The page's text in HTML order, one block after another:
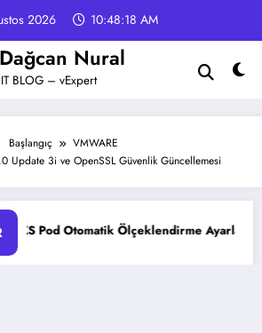
2026 10:48:19 AM
Dağcan Nural
IT BLOG – vExpert
Başlangıç
VMWARE
Update 3i ve OpenSSL Güvenlik Güncellemesi
Ölçeklendirme Ayarları Rehberi